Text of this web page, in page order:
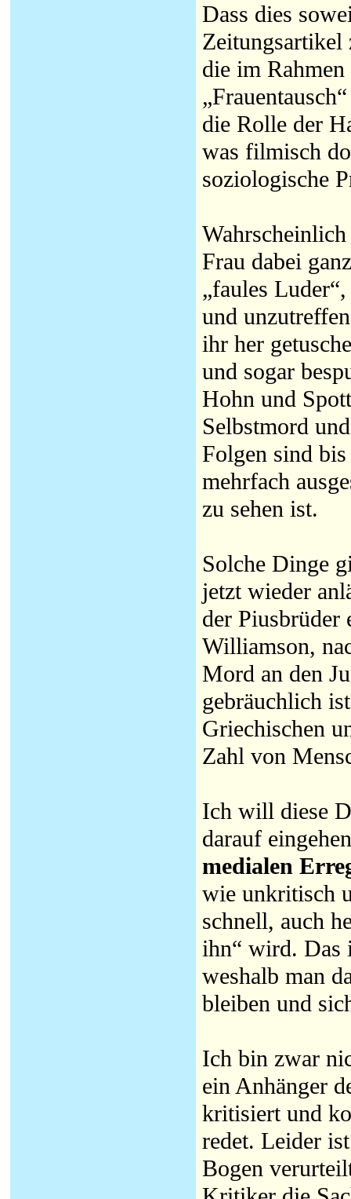
Dass dies
Zeitungsartikel
die im
die Rolle der
was filmisch
soziologische
Frau dabei
„faules
und
ihr her
und sogar
Hohn und
Selbstmord
Folgen sind
mehrfach
zu sehen ist.
Solche Dinge
jetzt wieder
der Piusbrüder
Williamson,
Mord an den
gebräuchlich
Griechischen
Zahl von
Ich will diese
darauf
medialen
wie unkritisch
schnell, auch
ihn“ wird. Das
weshalb man
bleiben und
Ich bin zwar
ein Anhänger
kritisiert und
redet. Leider
Bogen